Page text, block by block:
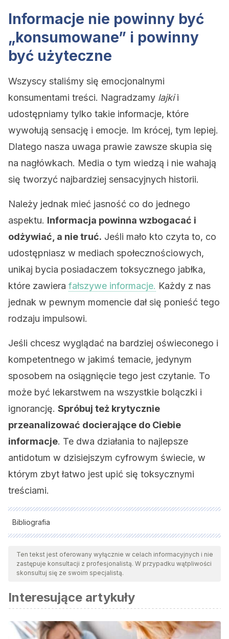
Informacje nie powinny być
„konsumowane” i powinny
być użyteczne
Wszyscy staliśmy się emocjonalnymi
konsumentami treści. Nagradzamy lajkii
udostępniamy tylko takie informacje, które
wywołują sensację i emocje. Im krócej, tym lepiej.
Dlatego nasza uwaga prawie zawsze skupia się
na nagłówkach. Media o tym wiedzą i nie wahają
się tworzyć najbardziej sensacyjnych historii.
Należy jednak mieć jasność co do jednego
aspektu. Informacja powinna wzbogacać i
odżywiać, a nie truć. Jeśli mało kto czyta to, co
udostępniasz w mediach społecznościowych,
unikaj bycia posiadaczem toksycznego jabłka,
które zawiera fałszywe informacje. Każdy z nas
jednak w pewnym momencie dał się ponieść tego
rodzaju impulsowi.
Jeśli chcesz wyglądać na bardziej oświeconego i
kompetentnego w jakimś temacie, jedynym
sposobem na osiągnięcie tego jest czytanie. To
może być lekarstwem na wszystkie bolączki i
ignorancję. Spróbuj też krytycznie
przeanalizować docierające do Ciebie
informacje. Te dwa działania to najlepsze
antidotum w dzisiejszym cyfrowym świecie, w
którym zbyt łatwo jest upić się toksycznymi
treściami.
Bibliografia
Wszystkie cytowane źródła zostały gruntownie
przeanalizowane przez nasz zespół w celu zapewnienia ich
jakości, wiarygodności, aktualności i ważności. Bibliografia
względem naukowym lub akademickim.
Gabielkov, M., Ramachandran, A., Chaintreau, A., & Legout,
A. (2016). Social clicks: What and who gets read on
Ten tekst jest oferowany wyłącznie w celach informacyjnych i nie
zastępuje konsultacji z profesjonalistą. W przypadku wątpliwości
skonsultuj się ze swoim specjalistą.
Interesujące artykuły